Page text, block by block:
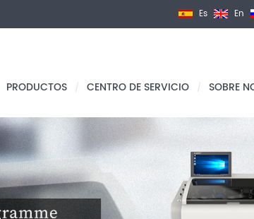
Es En
PRODUCTOS / CENTRO DE SERVICIO / SOBRE